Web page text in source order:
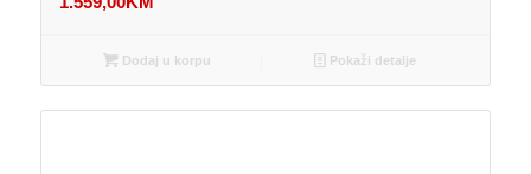
Dodaj u korpu Pokaži detalje